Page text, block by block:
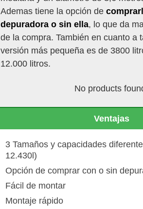
Ademas tiene la opción de
depuradora o sin ella, lo que da
de la compra. También en cuanto a
versión más pequeña es de 3800
12.000 litros.
No products
Ventajas
3 Tamaños y capacidades
12.430l)
Opción de comprar con o sin
Fácil de montar
Montaje rápido